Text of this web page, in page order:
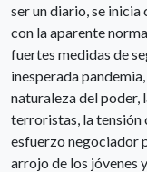
ser un diario, se
con la aparente
fuertes medidas de
inesperada
naturaleza del poder,
terroristas, la tensión
esfuerzo negociador
arrojo de los jóvenes